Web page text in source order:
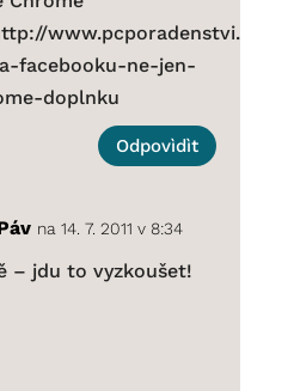
www.pcporadenstvi.cz/
facebooku-ne-jen-
doplnku
Odpovìdìt
na 14. 7. 2011 v 8:34
– jdu to vyzkoušet!